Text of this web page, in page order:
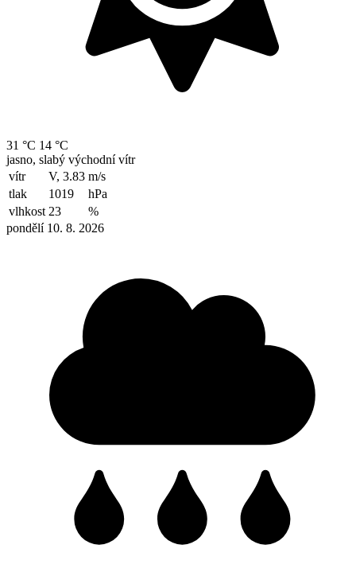
31 °C 14 °C
jasno, slabý východní vítr
vítr
V, 3.83 m/s
tlak
1019
hPa
vlhkost 23
%
pondělí 10. 8. 2026